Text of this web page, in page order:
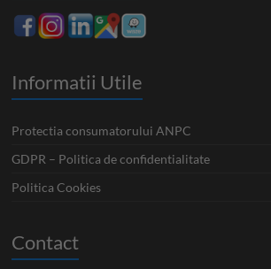
Informatii Utile
Protectia consumatorului ANPC
GDPR – Politica de confidentialitate
Politica Cookies
Contact